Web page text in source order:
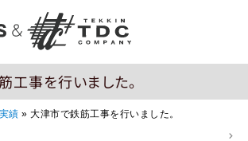
工事を行いました。
績 » 大津市で鉄筋工事を行いました。